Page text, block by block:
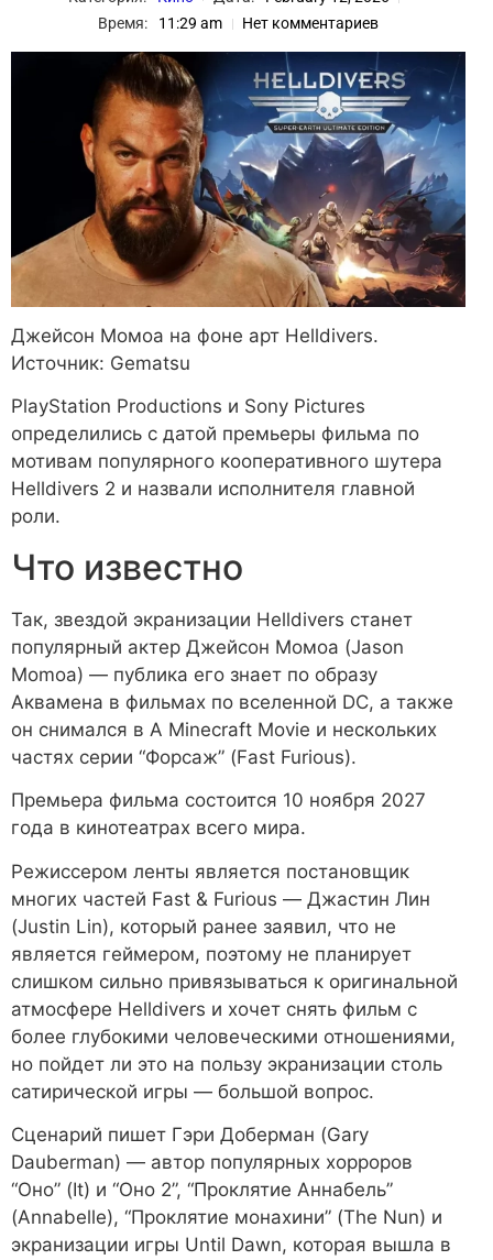
Время:
11:29 am Нет комментариев
Джейсон Момоа на фоне арт Helldivers.
Источник: Gematsu
PlayStation Productions и Sony Pictures
определились с датой премьеры фильма по
мотивам популярного кооперативного шутера
Helldivers 2 и назвали исполнителя главной
роли.
Что известно
Так, звездой экранизации Helldivers станет
популярный актер Джейсон Момоа (Jason
Momoa) — публика его знает по образу
Аквамена в фильмах по вселенной DC, а также
он снимался в A Minecraft Movie и нескольких
частях серии “Форсаж” (Fast Furious).
Премьера фильма состоится 10 ноября 2027
года в кинотеатрах всего мира.
Режиссером ленты является постановщик
многих частей Fast & Furious — Джастин Лин
(Justin Lin), который ранее заявил, что не
является геймером, поэтому не планирует
слишком сильно привязываться к оригинальной
атмосфере Helldivers и хочет снять фильм с
более глубокими человеческими отношениями,
но пойдет ли это на пользу экранизации столь
сатирической игры — большой вопрос.
Сценарий пишет Гэри Доберман (Gary
Dauberman) — автор популярных хорроров
“Оно” (It) и “Оно 2”, “Проклятие Аннабель”
(Annabelle), “Проклятие монахини” (The Nun) и
экранизации игры Until Dawn, которая вышла в